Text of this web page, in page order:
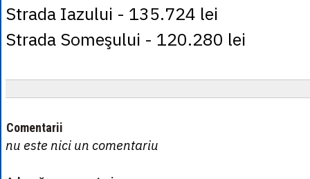
Strada Iazului - 135.724 lei
Strada Someşului - 120.280 lei
Comentarii
nu este nici un comentariu